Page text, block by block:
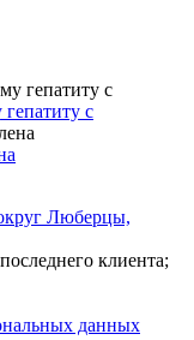
с
Люберцы,
клиента;
данных